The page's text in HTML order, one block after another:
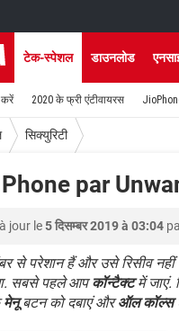
टेक-स्पेशल डाउनलोड
करें 2020 के फ्री एंटीवायरस
सिक्युरिटी
par
jour le5 दिसम्बर 2019 à 03:04
से परेशान हैं और उसे रिसीव
सबसे पहले आपकॉन्टैक्टमें जाएं.
मेनूबटन को दबाएं औरऑल कॉल्स